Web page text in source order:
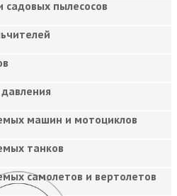
садовых пылесосов
машин и мотоциклов
танков
самолетов и вертолетов